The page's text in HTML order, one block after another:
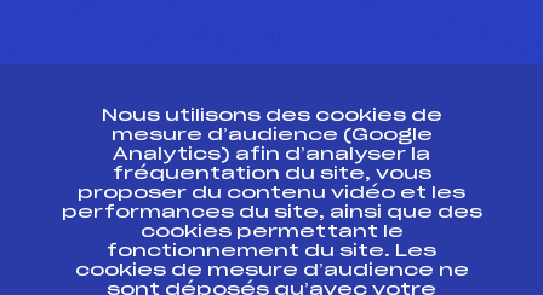
Ressources
Pass’Neige
Projet sportif fédéral
Projet de performance fédéral
Nous utilisons des cookies de
mesure d’audience (Google
Analytics) afin d’analyser la
fréquentation du site, vous
proposer du contenu vidéo et les
performances du site, ainsi que des
cookies permettant le
fonctionnement du site. Les
cookies de mesure d’audience ne
sont déposés qu’avec votre